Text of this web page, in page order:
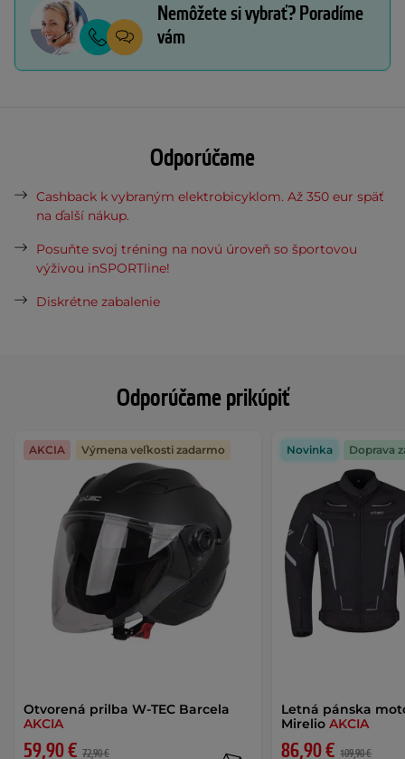
Odporúčame prikúpiť
Otvorená prilba W-TEC Barcela
AKCIA
59,90 € 72,90 €
AKCIA Výmena veľkosti zadarmo
Letná pánska
MirelioAKCIA
86,90 € 109,90 €
Novinka Doprava
Nemôžete si vybrať? Poradíme
vám
Odporúčame
Cashback k vybraným elektrobicyklom. Až 350 eur späť
na ďalší nákup.
Posuňte svoj tréning na novú úroveň so športovou
výživou inSPORTline!
Diskrétne zabalenie